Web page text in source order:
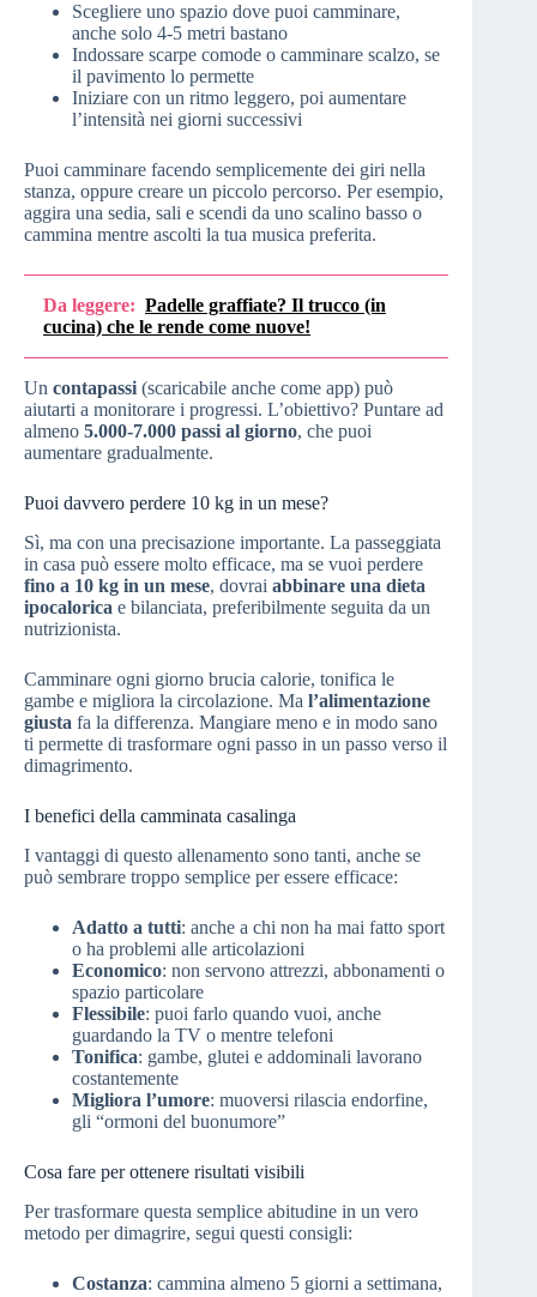
Scegliere uno spazio dove puoi camminare,
anche solo 4-5 metri bastano
Indossare scarpe comode o camminare scalzo, se
il pavimento lo permette
Iniziare con un ritmo leggero, poi aumentare
l’intensità nei giorni successivi
Puoi camminare facendo semplicemente dei giri nella
stanza, oppure creare un piccolo percorso. Per esempio,
aggira una sedia, sali e scendi da uno scalino basso o
cammina mentre ascolti la tua musica preferita.
Da leggere: Padelle graffiate? Il trucco (in
cucina) che le rende come nuove!
Un contapassi (scaricabile anche come app) può
aiutarti a monitorare i progressi. L’obiettivo? Puntare ad
almeno 5.000-7.000 passi al giorno, che puoi
aumentare gradualmente.
Puoi davvero perdere 10 kg in un mese?
Sì, ma con una precisazione importante. La passeggiata
in casa può essere molto efficace, ma se vuoi perdere
fino a 10 kg in un mese, dovrai abbinare una dieta
ipocalorica e bilanciata, preferibilmente seguita da un
nutrizionista.
Camminare ogni giorno brucia calorie, tonifica le
gambe e migliora la circolazione. Ma l’alimentazione
giusta fa la differenza. Mangiare meno e in modo sano
ti permette di trasformare ogni passo in un passo verso il
dimagrimento.
I benefici della camminata casalinga
I vantaggi di questo allenamento sono tanti, anche se
può sembrare troppo semplice per essere efficace:
Adatto a tutti: anche a chi non ha mai fatto sport
o ha problemi alle articolazioni
Economico: non servono attrezzi, abbonamenti o
spazio particolare
Flessibile: puoi farlo quando vuoi, anche
guardando la TV o mentre telefoni
Tonifica: gambe, glutei e addominali lavorano
costantemente
Migliora l’umore: muoversi rilascia endorfine,
gli “ormoni del buonumore”
Cosa fare per ottenere risultati visibili
Per trasformare questa semplice abitudine in un vero
metodo per dimagrire, segui questi consigli:
Costanza: cammina almeno 5 giorni a settimana,